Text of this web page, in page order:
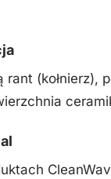
(kołnierz),